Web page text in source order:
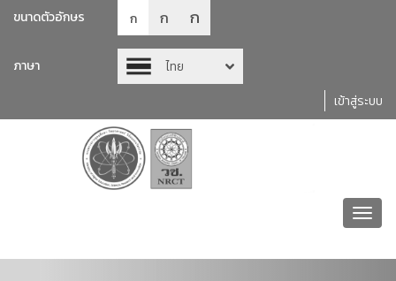
ขนาดตัวอักษร ก ก ก
ภาษา
ไทย
เข้าสู่ระบบ